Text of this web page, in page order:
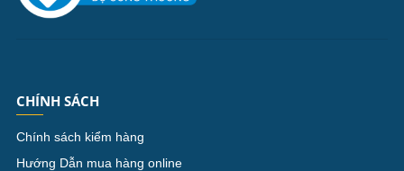
CHÍNH SÁCH
Chính sách kiểm hàng
Hướng Dẫn mua hàng online